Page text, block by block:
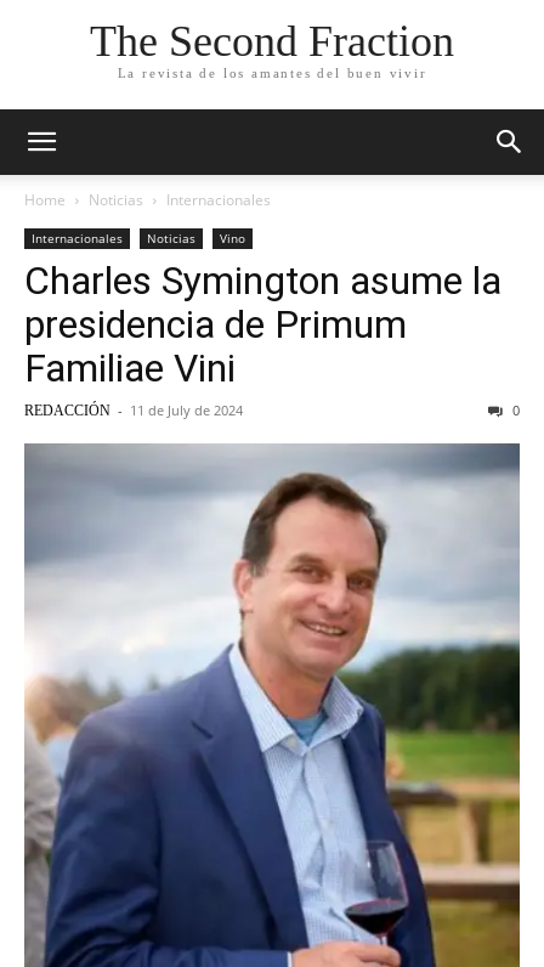
The Second Fraction
La revista de los amantes del buen vivir
Home Noticias Internacionales
Internacionales Noticias Vino
Charles Symington asume la
presidencia de Primum
Familiae Vini
REDACCIÓN - 11 de July de 2024 0